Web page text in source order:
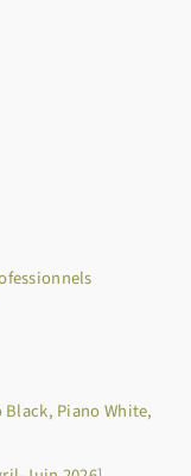
Black, Piano White,